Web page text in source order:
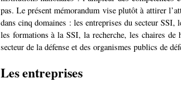
pas. Le présent mémorandum vise plutôt à attirer
dans cinq domaines : les entreprises du secteur SSI,
les formations à la SSI, la recherche, les chaires de
secteur de la défense et des organismes publics de
Les entreprises